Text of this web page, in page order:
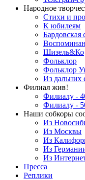
Народное
Стихи и
К юбилеям
Бардовская
Шизель&Ко
Фольклор
Фольклор
Из дальних
Филиал жив!
Филиалу -
Филиалу -
Наши собкоры
Из
Из Москвы
Из
Из
Из
Пресса
Реплики